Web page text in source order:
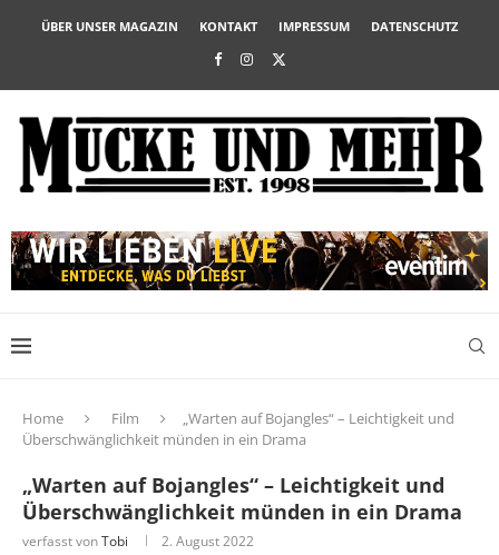
ÜBER UNSER MAGAZIN KONTAKT IMPRESSUM DATENSCHUTZ
Home Film
„Warten auf Bojangles“ – Leichtigkeit und
Überschwänglichkeit münden in ein Drama
„Warten auf Bojangles“ – Leichtigkeit und
Überschwänglichkeit münden in ein Drama
verfasst vonTobi 2. August 2022